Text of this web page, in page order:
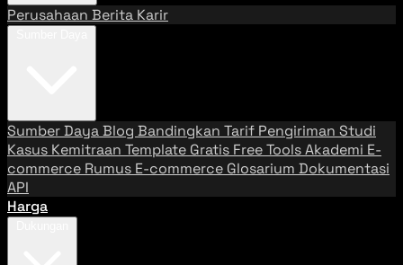
Perusahaan Berita Karir
Sumber DayaBlog Bandingkan Tarif Pengiriman Studi
Kasus Kemitraan Template Gratis Free ToolsAkademi E-
commerce Rumus E-commerce Glosarium Dokumentasi
API
Harga